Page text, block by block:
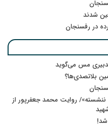
در رفسنجان
مس می‌گوید
بلاتصدی‌ها؟
ننشسته»/ روایت محمد جعفرپور از
شد!